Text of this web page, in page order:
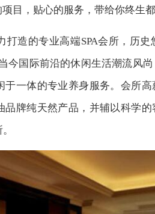
目，贴心的服务，带给你终生
打造的专业高端SPA会所，历史
今国际前沿的休闲生活潮流风
于一体的专业养身服务。会所
品牌纯天然产品，并辅以科学